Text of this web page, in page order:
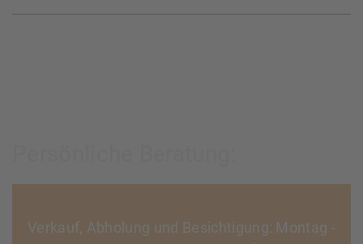
Verkauf, Abholung und Besichtigung: Montag -